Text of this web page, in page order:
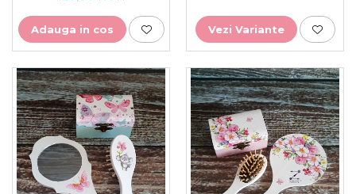
Adauga in cos Vezi Variante